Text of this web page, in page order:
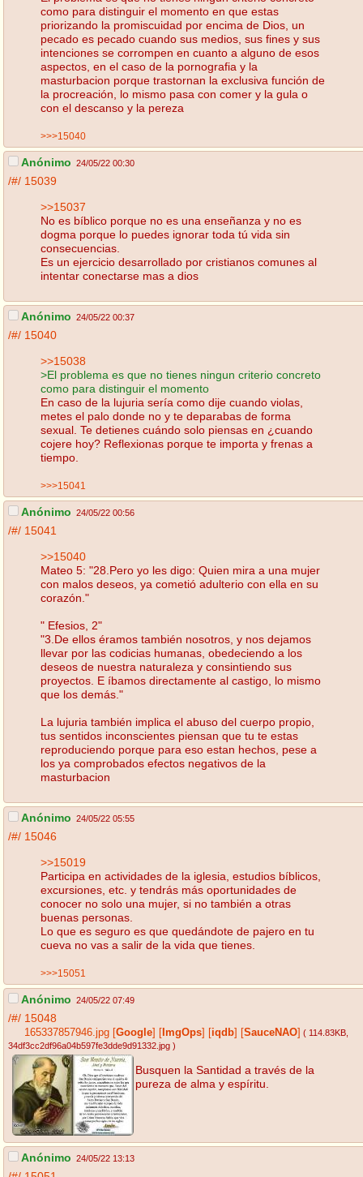
como para distinguir el momento en que estas
priorizando la promiscuidad por encima de Dios, un
pecado es pecado cuando sus medios, sus fines y sus
intenciones se corrompen en cuanto a alguno de esos
aspectos, en el caso de la pornografia y la
masturbacion porque trastornan la exclusiva función de
la procreación, lo mismo pasa con comer y la gula o
con el descanso y la pereza
>>>15040
Anónimo 24/05/22 00:30
/#/ 15039
>>15037
No es bíblico porque no es una enseñanza y no es
dogma porque lo puedes ignorar toda tú vida sin
consecuencias.
Es un ejercicio desarrollado por cristianos comunes al
intentar conectarse mas a dios
Anónimo 24/05/22 00:37
/#/ 15040
>>15038
>El problema es que no tienes ningun criterio concreto
como para distinguir el momento
En caso de la lujuria sería como dije cuando violas,
metes el palo donde no y te deparabas de forma
sexual. Te detienes cuándo solo piensas en ¿cuando
cojere hoy? Reflexionas porque te importa y frenas a
tiempo.
>>>15041
Anónimo 24/05/22 00:56
/#/ 15041
>>15040
Mateo 5: "28.Pero yo les digo: Quien mira a una mujer
con malos deseos, ya cometió adulterio con ella en su
corazón."
" Efesios, 2"
"3.De ellos éramos también nosotros, y nos dejamos
llevar por las codicias humanas, obedeciendo a los
deseos de nuestra naturaleza y consintiendo sus
proyectos. E íbamos directamente al castigo, lo mismo
que los demás."
La lujuria también implica el abuso del cuerpo propio,
tus sentidos inconscientes piensan que tu te estas
reproduciendo porque para eso estan hechos, pese a
los ya comprobados efectos negativos de la
masturbacion
Anónimo 24/05/22 05:55
/#/ 15046
>>15019
Participa en actividades de la iglesia, estudios bíblicos,
excursiones, etc. y tendrás más oportunidades de
conocer no solo una mujer, si no también a otras
buenas personas.
Lo que es seguro es que quedándote de pajero en tu
cueva no vas a salir de la vida que tienes.
>>>15051
Anónimo 24/05/22 07:49
/#/ 15048
165337857946.jpg Google ImgOps iqdb SauceNAO ( 114.83KB
34df3cc2df96a04b597fe3dde9d91332.jpg )
Busquen la Santidad a través de la
pureza de alma y espíritu.
Anónimo 24/05/22 13:13